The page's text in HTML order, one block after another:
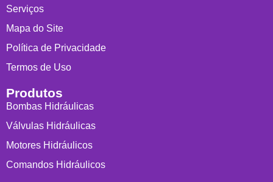
Serviços
Mapa do Site
Política de Privacidade
Termos de Uso
Produtos
Bombas Hidráulicas
Válvulas Hidráulicas
Motores Hidráulicos
Comandos Hidráulicos